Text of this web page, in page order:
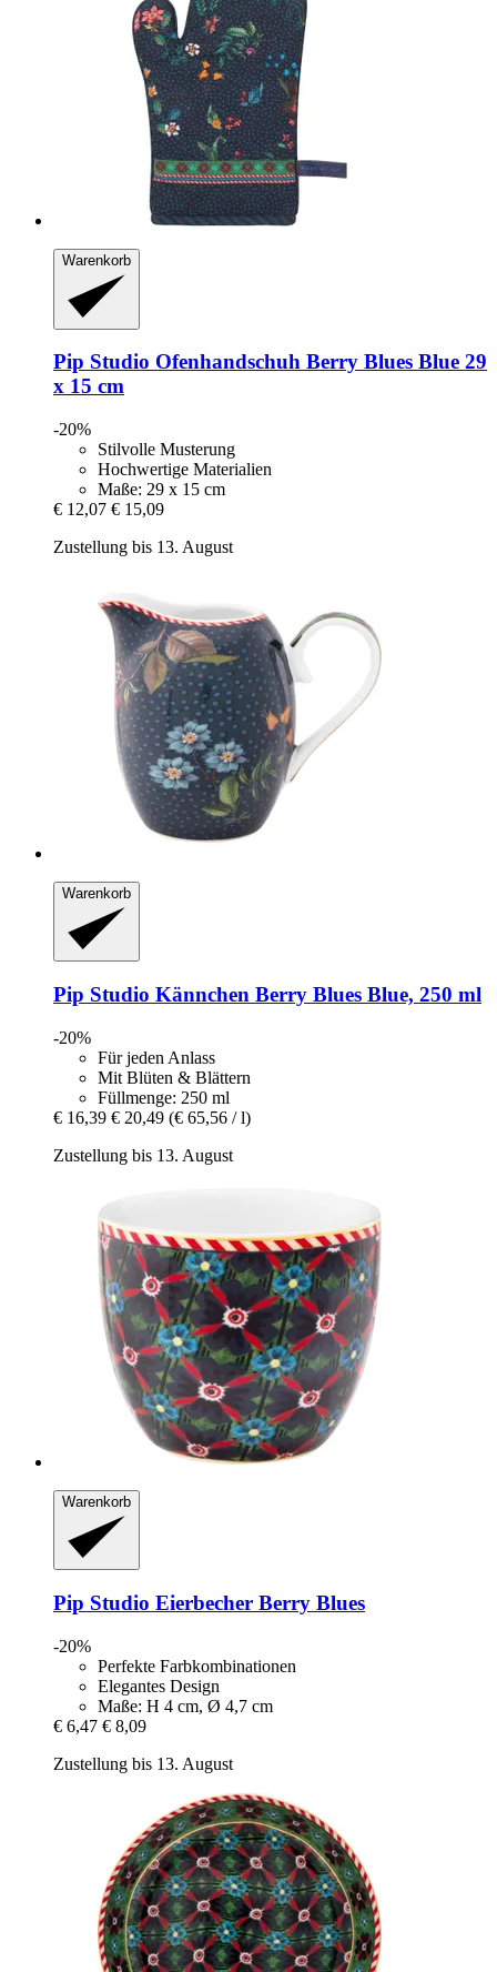
Warenkorb
Pip Studio Ofenhandschuh Berry Blues Blue 29
x 15 cm
-20%
Stilvolle Musterung
Hochwertige Materialien
Maße: 29 x 15 cm
€ 12,07 € 15,09
Zustellung bis 13. August
Warenkorb
Pip Studio Kännchen Berry Blues Blue, 250 ml
-20%
Für jeden Anlass
Mit Blüten & Blättern
Füllmenge: 250 ml
€ 16,39 € 20,49 (€ 65,56 / l)
Zustellung bis 13. August
Warenkorb
Pip Studio Eierbecher Berry Blues
-20%
Perfekte Farbkombinationen
Elegantes Design
Maße: H 4 cm, Ø 4,7 cm
€ 6,47 € 8,09
Zustellung bis 13. August